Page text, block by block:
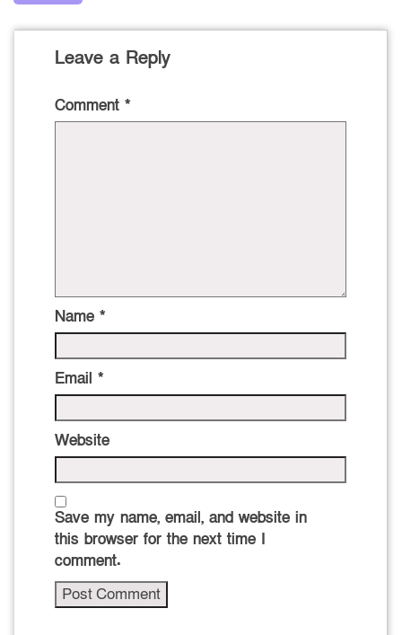
Leave a Reply
Comment *
Name *
Email *
Website
Save my name, email, and website in
this browser for the next time I
comment.